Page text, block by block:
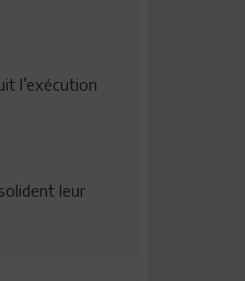
l’exécution
leur